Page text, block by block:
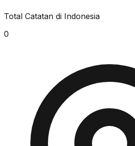
Total Catatan di Indonesia
0